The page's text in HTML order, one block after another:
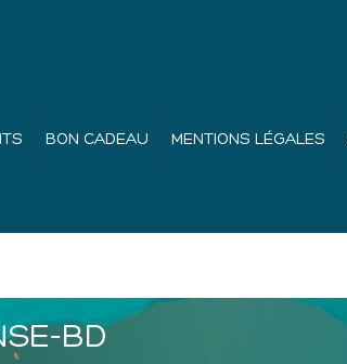
BON CADEAU MENTIONS LÉGALES
BD